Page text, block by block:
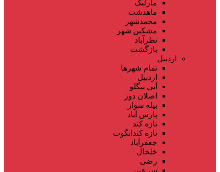
مارلیک
ماهدشت
محمدشهر
مشکین شهر
نظرآباد
بازگشت
اردبیل
تمام شهر‌ها
اردبیل
آبی بیگلو
اصلان دوز
بیله سوار
پارس آباد
تازه کند
تازه کندانگوت
جعفرآباد
خلخال
رضی
سرعین